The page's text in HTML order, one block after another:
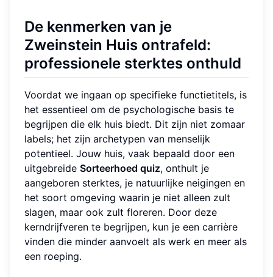
De kenmerken van je
Zweinstein Huis ontrafeld:
professionele sterktes onthuld
Voordat we ingaan op specifieke functietitels, is
het essentieel om de psychologische basis te
begrijpen die elk huis biedt. Dit zijn niet zomaar
labels; het zijn archetypen van menselijk
potentieel. Jouw huis, vaak bepaald door een
uitgebreide Sorteerhoed quiz, onthult je
aangeboren sterktes, je natuurlijke neigingen en
het soort omgeving waarin je niet alleen zult
slagen, maar ook zult floreren. Door deze
kerndrijfveren te begrijpen, kun je een carrière
vinden die minder aanvoelt als werk en meer als
een roeping.